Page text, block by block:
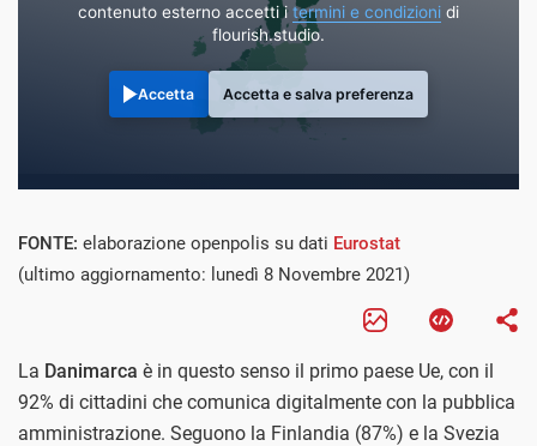
contenuto esterno accetti i termini e condizioni di
flourish.studio.
Accetta Accetta e salva preferenza
FONTE: elaborazione openpolis su dati Eurostat
(ultimo aggiornamento: lunedì 8 Novembre 2021)
La Danimarca è in questo senso il primo paese Ue, con il
92% di cittadini che comunica digitalmente con la pubblica
amministrazione. Seguono la Finlandia (87%) e la Svezia